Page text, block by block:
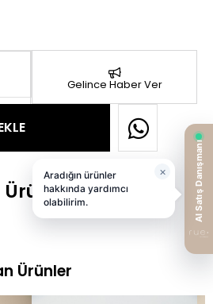
Gelince Haber Ver
Ürünler